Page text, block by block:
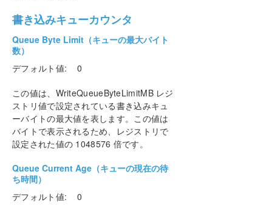
書き込みキューカウンタ
Queue Byte Limit（キューの最大バイト
数）
デフォルト値: 0
この値は、WriteQueueByteLimitMB レジ
ストリ値で設定されている書き込みキュ
ーバイトの最大値を表します。この値は
バイトで表示されるため、レジストリで
設定された値の 1048576 倍です。
Queue Current Age（キューの現在の待
ち時間）
デフォルト値: 0